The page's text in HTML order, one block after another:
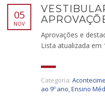
05
NOV
Aprovações e
Lista atualizada
Categoria:
ao 9º ano,Ensino